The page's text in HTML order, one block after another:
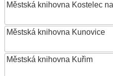
Městská knihovna Kostelec
Městská knihovna Kunovice
Městská knihovna Kuřim